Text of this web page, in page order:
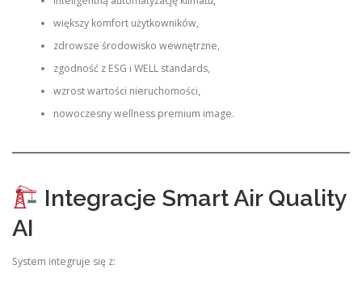
większy komfort użytkowników,
zdrowsze środowisko wewnętrzne,
zgodność z ESG i WELL standards,
wzrost wartości nieruchomości,
nowoczesny wellness premium image.
Integracje Smart Air Quality
AI
System integruje się z: